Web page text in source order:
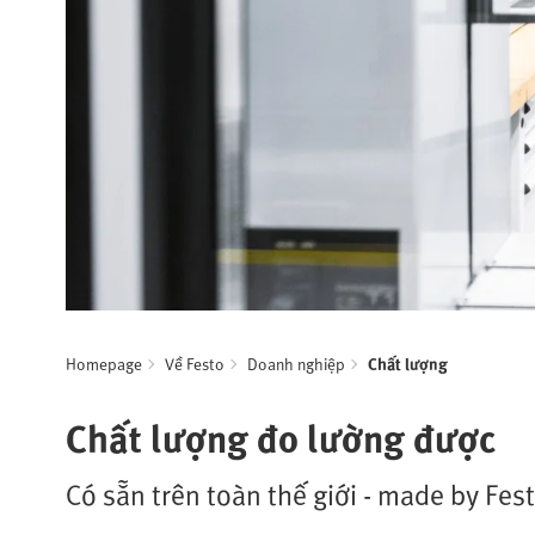
Homepage Về Festo Doanh nghiệp Chất lượng
Chất lượng đo lường được
Có sẵn trên toàn thế giới - made by